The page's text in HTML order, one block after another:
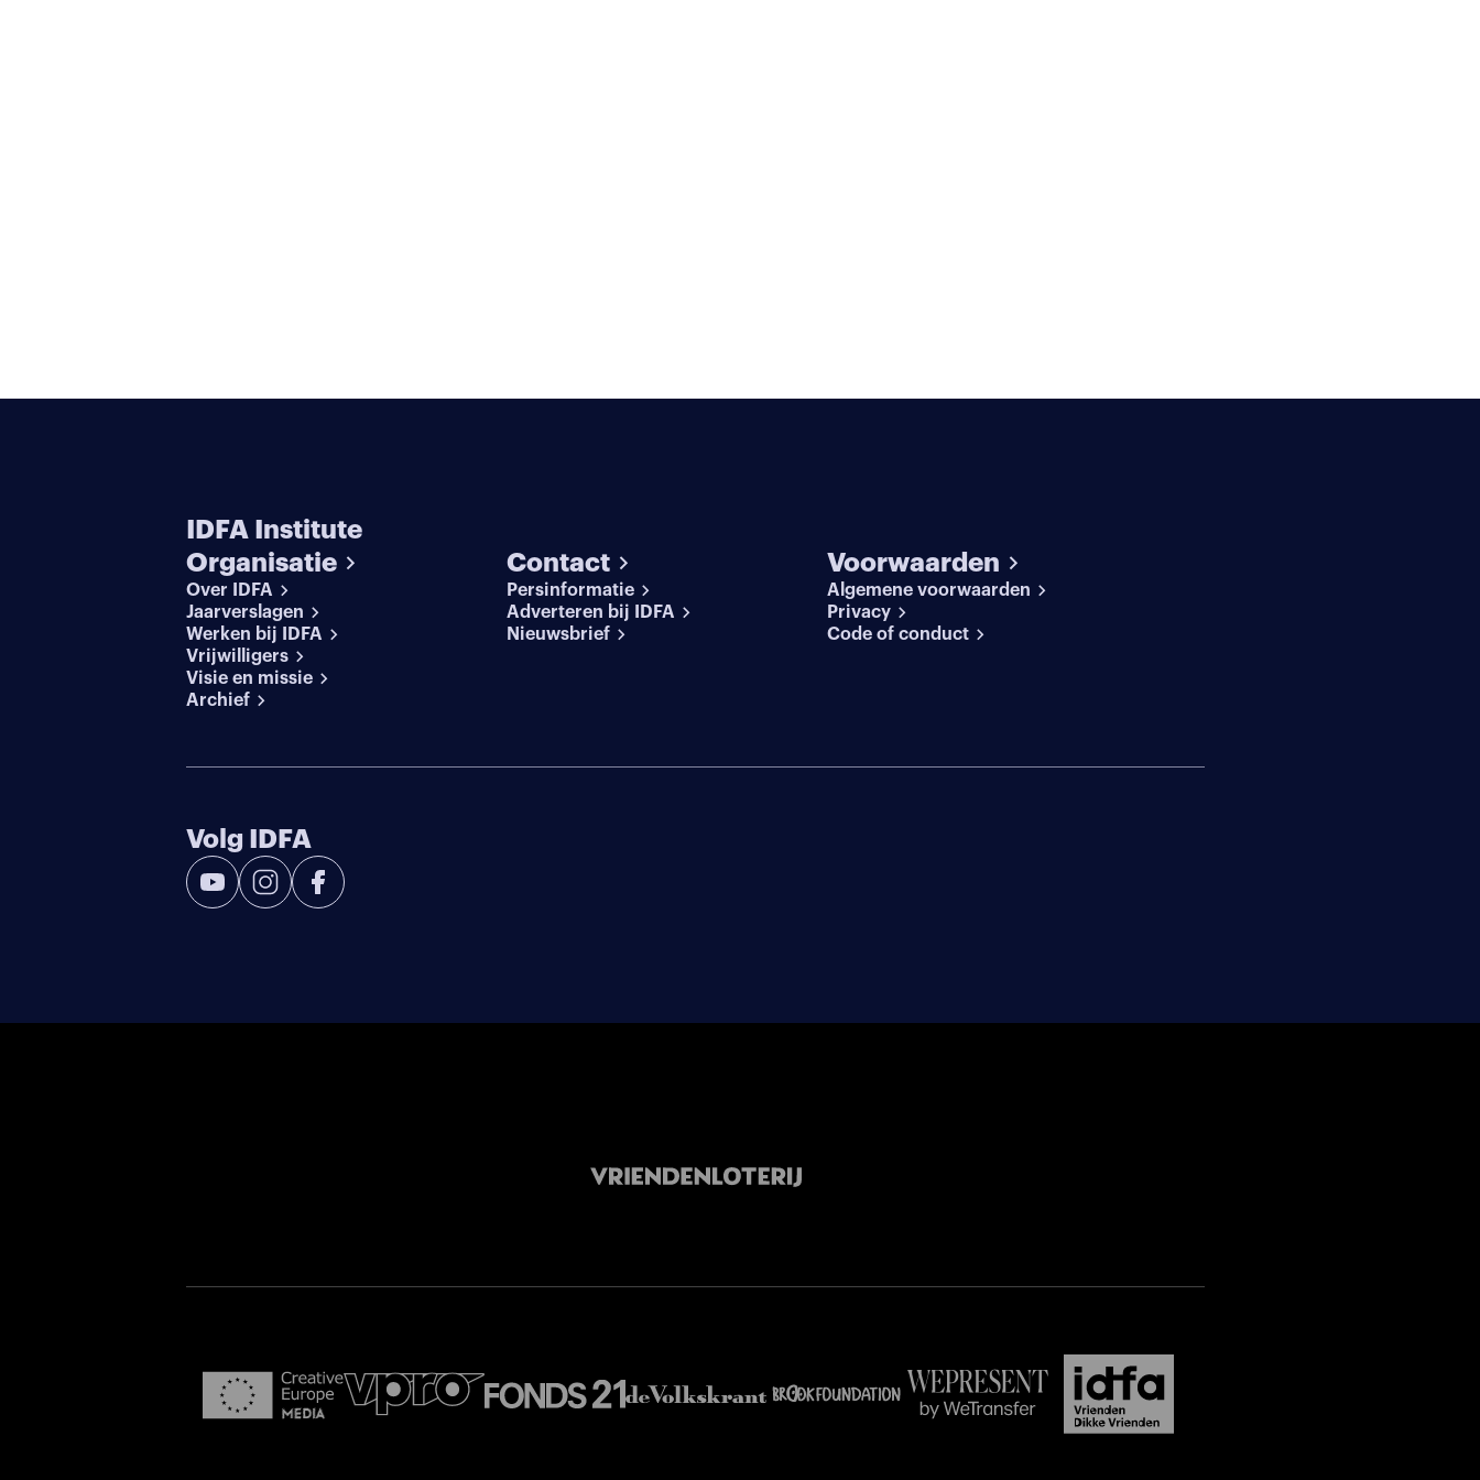
IDFA Institute
Organisatie
Over IDFA
Jaarverslagen
Werken bij IDFA
Vrijwilligers
Visie en missie
Archief
Contact
Persinformatie
Adverteren bij IDFA
Nieuwsbrief
Voorwaarden
Algemene voorwaarden
Privacy
Code of conduct
Volg IDFA